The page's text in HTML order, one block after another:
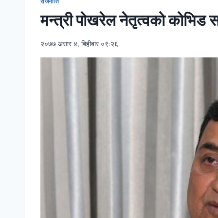
मन्त्री पोखरेल नेतृत्वको कोभिड
२०७७ असार ४, बिहीबार ०९:२६